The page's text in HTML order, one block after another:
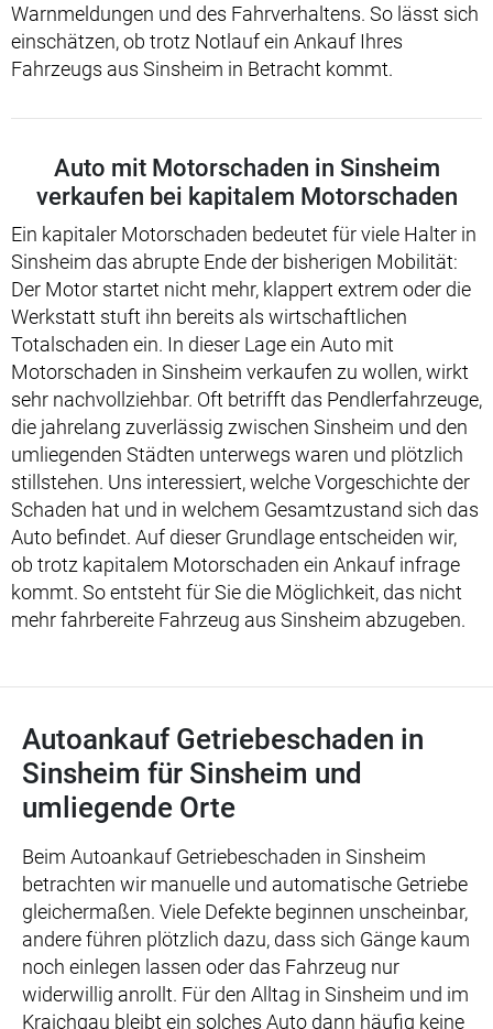
Warnmeldungen und des Fahrverhaltens. So lässt sich
einschätzen, ob trotz Notlauf ein Ankauf Ihres
Fahrzeugs aus Sinsheim in Betracht kommt.
Auto mit Motorschaden in Sinsheim
verkaufen bei kapitalem Motorschaden
Ein kapitaler Motorschaden bedeutet für viele Halter in
Sinsheim das abrupte Ende der bisherigen Mobilität:
Der Motor startet nicht mehr, klappert extrem oder die
Werkstatt stuft ihn bereits als wirtschaftlichen
Totalschaden ein. In dieser Lage ein Auto mit
Motorschaden in Sinsheim verkaufen zu wollen, wirkt
sehr nachvollziehbar. Oft betrifft das Pendlerfahrzeuge,
die jahrelang zuverlässig zwischen Sinsheim und den
umliegenden Städten unterwegs waren und plötzlich
stillstehen. Uns interessiert, welche Vorgeschichte der
Schaden hat und in welchem Gesamtzustand sich das
Auto befindet. Auf dieser Grundlage entscheiden wir,
ob trotz kapitalem Motorschaden ein Ankauf infrage
kommt. So entsteht für Sie die Möglichkeit, das nicht
mehr fahrbereite Fahrzeug aus Sinsheim abzugeben.
Autoankauf Getriebeschaden in
Sinsheim für Sinsheim und
umliegende Orte
Beim Autoankauf Getriebeschaden in Sinsheim
betrachten wir manuelle und automatische Getriebe
gleichermaßen. Viele Defekte beginnen unscheinbar,
andere führen plötzlich dazu, dass sich Gänge kaum
noch einlegen lassen oder das Fahrzeug nur
widerwillig anrollt. Für den Alltag in Sinsheim und im
Kraichgau bleibt ein solches Auto dann häufig keine